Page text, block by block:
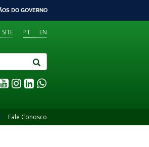
DO GOVERNO
PT EN
Fale Conosco